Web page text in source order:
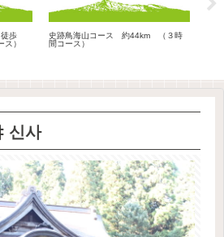
歩
）
史跡鳥海山コース 約44km （３時
間コース）
신사